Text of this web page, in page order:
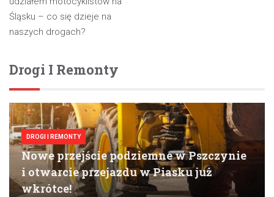
Śląsku – co się dzieje na
naszych drogach?
Drogi I Remonty
DROGI I REMONTY
Nowe przejście podziemne w Pszczynie
i otwarcie przejazdu w Piasku już
wkrótce!